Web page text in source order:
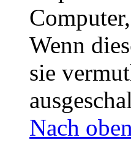
Wenn
sie
Nach oben